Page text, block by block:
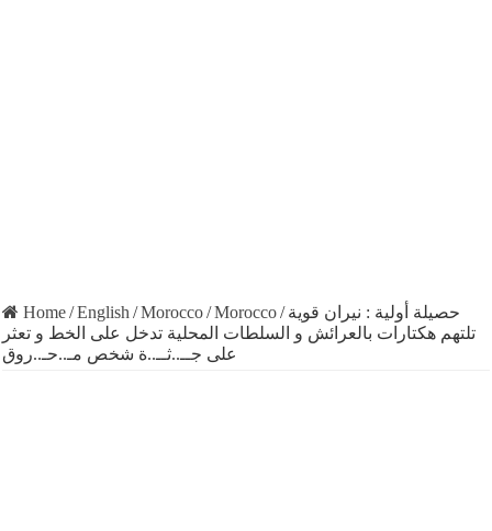
Home/English /Morocco/Morocco/ حصيلة أولية : نيران قوية
تلتهم هكتارات بالعرائش و السلطات المحلية تدخل على الخط و تعثر
على جــ..ثــ..ة شخص مـ..حـ..روق